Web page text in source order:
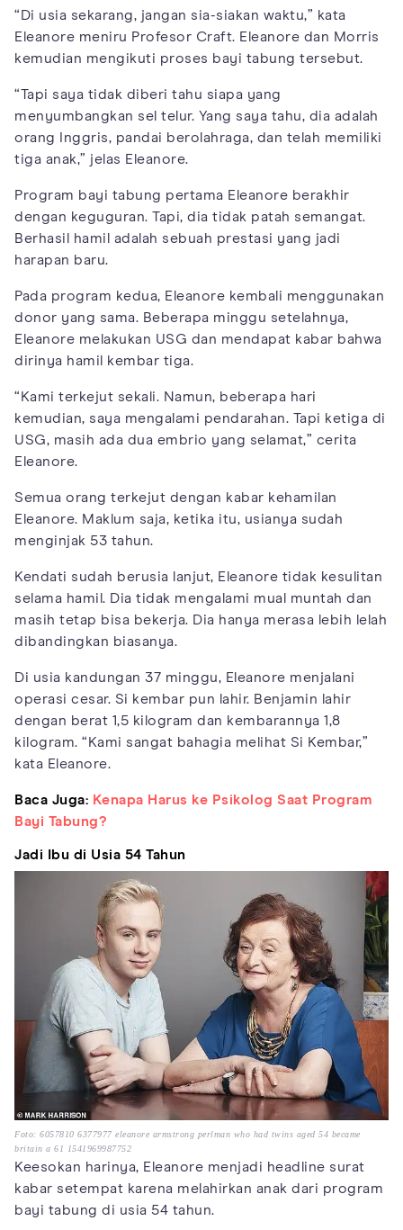
“Di usia sekarang, jangan sia-siakan waktu,” kata
Eleanore meniru Profesor Craft. Eleanore dan Morris
kemudian mengikuti proses bayi tabung tersebut.
“Tapi saya tidak diberi tahu siapa yang
menyumbangkan sel telur. Yang saya tahu, dia adalah
orang Inggris, pandai berolahraga, dan telah memiliki
tiga anak,” jelas Eleanore.
Program bayi tabung pertama Eleanore berakhir
dengan keguguran. Tapi, dia tidak patah semangat.
Berhasil hamil adalah sebuah prestasi yang jadi
harapan baru.
Pada program kedua, Eleanore kembali menggunakan
donor yang sama. Beberapa minggu setelahnya,
Eleanore melakukan USG dan mendapat kabar bahwa
dirinya hamil kembar tiga.
“Kami terkejut sekali. Namun, beberapa hari
kemudian, saya mengalami pendarahan. Tapi ketiga di
USG, masih ada dua embrio yang selamat,” cerita
Eleanore.
Semua orang terkejut dengan kabar kehamilan
Eleanore. Maklum saja, ketika itu, usianya sudah
menginjak 53 tahun.
Kendati sudah berusia lanjut, Eleanore tidak kesulitan
selama hamil. Dia tidak mengalami mual muntah dan
masih tetap bisa bekerja. Dia hanya merasa lebih lelah
dibandingkan biasanya.
Di usia kandungan 37 minggu, Eleanore menjalani
operasi cesar. Si kembar pun lahir. Benjamin lahir
dengan berat 1,5 kilogram dan kembarannya 1,8
kilogram. “Kami sangat bahagia melihat Si Kembar,”
kata Eleanore.
Baca Juga: Kenapa Harus ke Psikolog Saat Program
Bayi Tabung?
Jadi Ibu di Usia 54 Tahun
Foto: 6057810 6377977 eleanore armstrong perlman who had twins aged 54 became
britain a 61 1541969987752
Keesokan harinya, Eleanore menjadi headline surat
kabar setempat karena melahirkan anak dari program
bayi tabung di usia 54 tahun.